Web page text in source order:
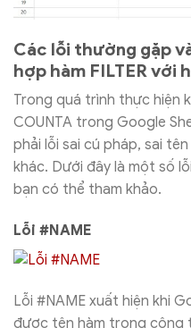
Các lỗi thường gặp
hợp hàm FILTER với
Trong quá trình thực hiện
COUNTA trong Google
phải lỗi sai cú pháp, sai
khác. Dưới đây là một số
bạn có thể tham khảo.
Lỗi #NAME
Lỗi #NAME xuất hiện khi
được tên hàm trong công